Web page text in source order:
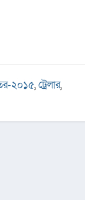
২০১৫,ট্রেলার,